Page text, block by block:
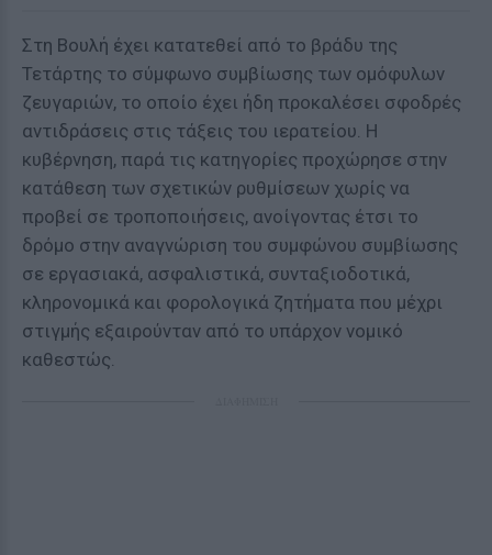
Στη Βουλή έχει κατατεθεί από το βράδυ της
Τετάρτης το σύμφωνο συμβίωσης των ομόφυλων
ζευγαριών, το οποίο έχει ήδη προκαλέσει σφοδρές
αντιδράσεις στις τάξεις του ιερατείου. Η
κυβέρνηση, παρά τις κατηγορίες προχώρησε στην
κατάθεση των σχετικών ρυθμίσεων χωρίς να
προβεί σε τροποποιήσεις, ανοίγοντας έτσι το
δρόμο στην αναγνώριση του συμφώνου συμβίωσης
σε εργασιακά, ασφαλιστικά, συνταξιοδοτικά,
κληρονομικά και φορολογικά ζητήματα που μέχρι
στιγμής εξαιρούνταν από το υπάρχον νομικό
καθεστώς.